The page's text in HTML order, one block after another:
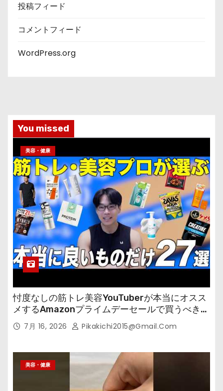
投稿フィード
コメントフィード
WordPress.org
You missed
美容・健康
忖度なしの筋トレ美容YouTuberが本当にオスス
メするAmazonプライムデーセールで買うべきも
の 7月 16, 2026 Pikakichi2015@gmail.com
美容・健康